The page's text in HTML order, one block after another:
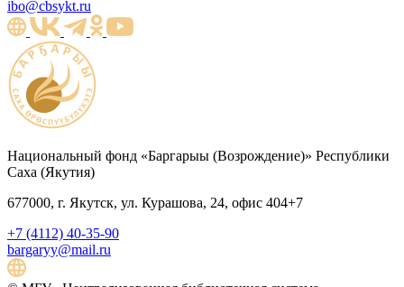
ibo@cbsykt.ru
Национальный фонд «Баргарыы (Возрождение)» Республики
Саха (Якутия)
677000, г. Якутск, ул. Курашова, 24, офис 404+7
+7 (4112) 40-35-90
bargaryy@mail.ru